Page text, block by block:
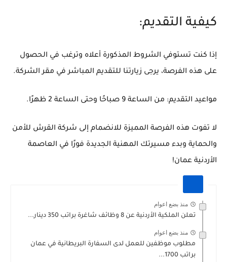
كيفية التقديم:
إذا كنت تستوفي الشروط المذكورة أعلاه وترغب في الحصول
على هذه الفرصة، يرجى زيارتنا للتقديم المباشر في مقر الشركة.
مواعيد التقديم: من الساعة 9 صباحًا وحتى الساعة 2 ظهرًا.
لا تفوت هذه الفرصة المميزة للانضمام إلى شركة القرش للأمن
والحماية وبدء مسيرتك المهنية الجديدة فورًا في العاصمة
الأردنية عمان!
منذ بضع اعوام
تعلن الملكية الأردنية عن 8 وظائف شاغرة براتب 350 دينار...
منذ بضع اعوام
مطلوب موظفين للعمل لدى السفارة البريطانية في عمان
براتب 1700...